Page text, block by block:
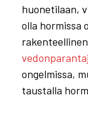
huonetilaan,
olla hormissa
ongelmissa,
taustalla